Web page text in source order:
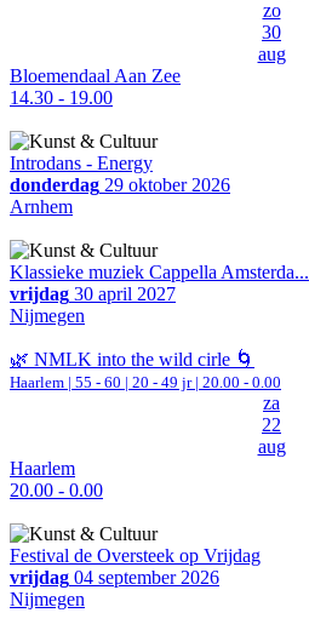
zo
30
aug
Bloemendaal Aan Zee
14.30 - 19.00
Introdans - Energy
donderdag 29 oktober 2026
Arnhem
Klassieke muziek Cappella Amsterda...
vrijdag 30 april 2027
Nijmegen
🌿 NMLK into the wild cirle 🌀
Haarlem | 55 - 60 | 20 - 49 jr | 20.00 - 0.00
za
22
aug
Haarlem
20.00 - 0.00
Festival de Oversteek op Vrijdag
vrijdag 04 september 2026
Nijmegen